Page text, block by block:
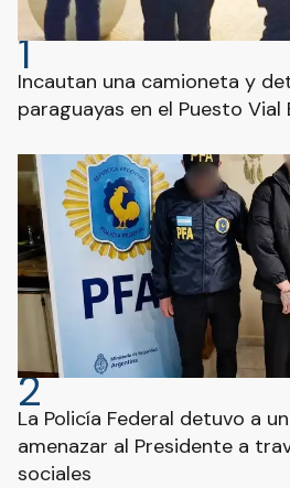
1
Incautan una camioneta y
paraguayas en el Puesto Vial
2
La Policía Federal detuvo a
amenazar al Presidente a
sociales